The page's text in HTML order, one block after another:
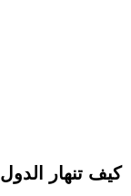
كيف تنهار الدول